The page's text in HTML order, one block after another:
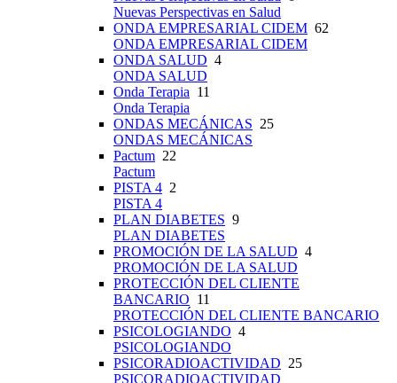
Nuevas Perspectivas en Salud
ONDA EMPRESARIAL CIDEM 62
ONDA EMPRESARIAL CIDEM
ONDA SALUD 4
ONDA SALUD
Onda Terapia 11
Onda Terapia
ONDAS MECÁNICAS 25
ONDAS MECÁNICAS
Pactum 22
Pactum
PISTA 4 2
PISTA 4
PLAN DIABETES 9
PLAN DIABETES
PROMOCIÓN DE LA SALUD 4
PROMOCIÓN DE LA SALUD
PROTECCIÓN DEL CLIENTE
BANCARIO 11
PROTECCIÓN DEL CLIENTE BANCARIO
PSICOLOGIANDO 4
PSICOLOGIANDO
PSICORADIOACTIVIDAD 25
PSICORADIOACTIVIDAD